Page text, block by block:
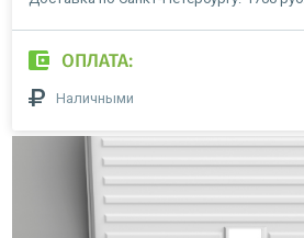
ОПЛАТА:
Наличными